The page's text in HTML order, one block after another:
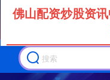
佛山配资炒股资